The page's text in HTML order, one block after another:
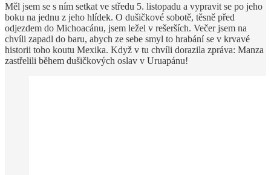
Měl jsem se s ním setkat ve středu 5. listopadu a vypravit se po jeho
boku na jednu z jeho hlídek. O dušičkové sobotě, těsně před
odjezdem do Michoacánu, jsem ležel v rešerších. Večer jsem na
chvíli zapadl do baru, abych ze sebe smyl to hrabání se v krvavé
historii toho koutu Mexika. Když v tu chvíli dorazila zpráva: Manza
zastřelili během dušičkových oslav v Uruapánu!